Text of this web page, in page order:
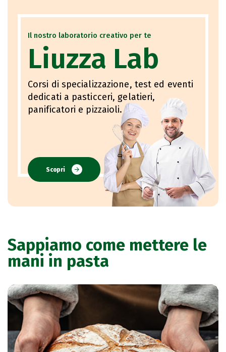
Il nostro laboratorio creativo per te
Liuzza Lab
Corsi di specializzazione, test ed eventi
dedicati a pasticceri, gelatieri,
panificatori e pizzaioli.
Scopri
Sappiamo come mettere le
mani in pasta